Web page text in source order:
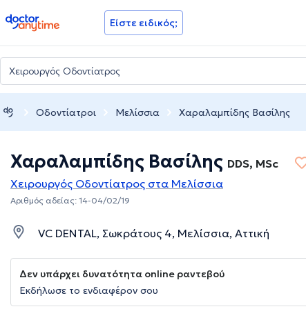
doctoranytime Είστε ειδικός;
Οδοντίατροι Μελίσσια Χαραλαμπίδης Βασίλης
Χαραλαμπίδης Βασίλης DDS, MSc
Χειρουργός Οδοντίατρος στα Μελίσσια
Αριθμός αδείας: 14-04/02/19
VC DENTAL, Σωκράτους 4, Μελίσσια, Αττική
Δεν υπάρχει δυνατότητα online ραντεβού
Εκδήλωσε το ενδιαφέρον σου